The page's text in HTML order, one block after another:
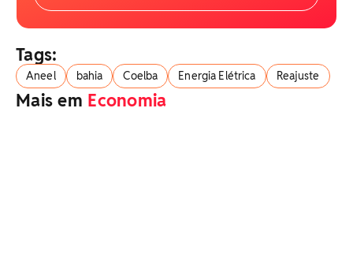
Tags:
Aneel bahia Coelba Energia Elétrica Reajuste
Mais em Economia